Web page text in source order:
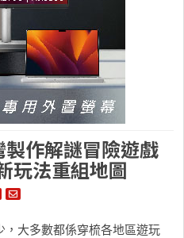
製作解謎冒險遊戲
玩法重組地圖
大多數都係穿梳各地區遊玩